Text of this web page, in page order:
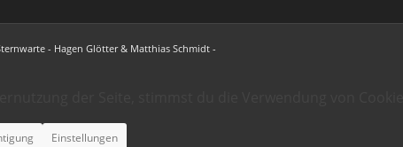
- Hagen Glötter & Matthias Schmidt -
Einstellungen